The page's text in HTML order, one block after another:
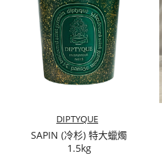
DIPTYQUE
SAPIN (冷杉) 特大蠟燭
1.5kg